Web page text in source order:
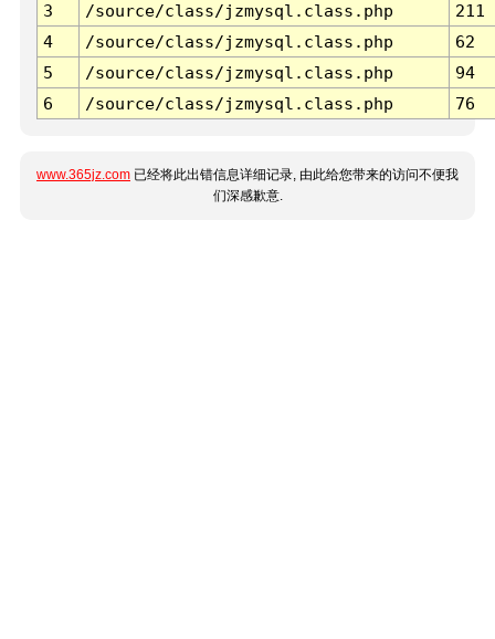
3 /source/class/jzmysql.class.php
211
4
/source/class/jzmysql.class.php
62
5
/source/class/jzmysql.class.php
94
6
/source/class/jzmysql.class.php 76
www.365jz.com 已经将此出错信息详细记录, 由此给您带来的访问不便我
们深感歉意.